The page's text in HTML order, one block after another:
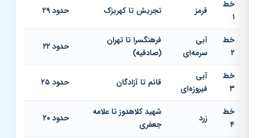
تجریش تا کهریزک حدود ۲۹
سرمه‌ای
فرهنگسرا تا تهران
(صادقیه)
حدود ۲۲
فیروزه‌ای
قائم تا آزادگان حدود ۲۵
شهید کلاهدوز تا علامه
جعفری
حدود ۲۰